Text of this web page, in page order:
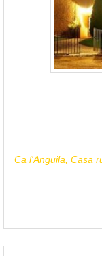
Ca l'Anguila, Casa